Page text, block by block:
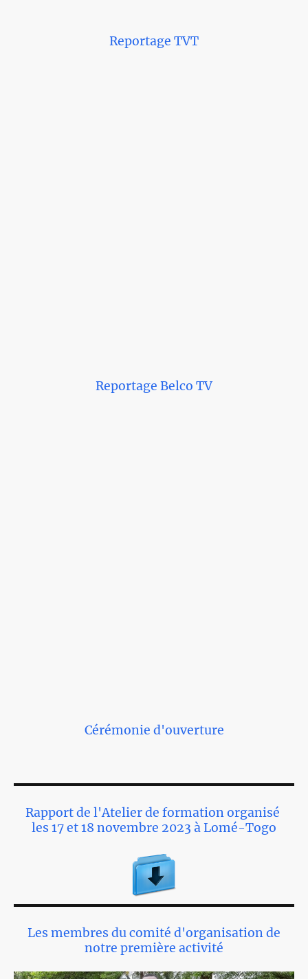
Reportage TVT
Reportage Belco TV
Cérémonie d'ouverture
Rapport de l'Atelier de formation organisé
les 17 et 18 novembre 2023 à Lomé-Togo
Les membres du comité d'organisation de
notre première activité